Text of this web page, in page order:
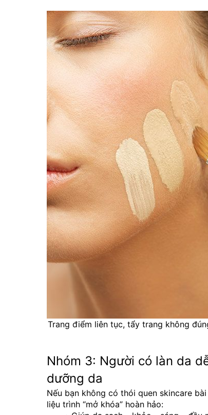
Trang điểm liên tục, tẩy trang không
Nhóm 3: Người có làn da
dưỡng da
Nếu bạn không có thói quen skincare
liệu trình “mở khóa” hoàn hảo: